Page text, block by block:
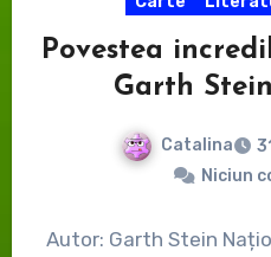
Povestea
Garth
Catalina
Niciun
Autor: Garth Stein